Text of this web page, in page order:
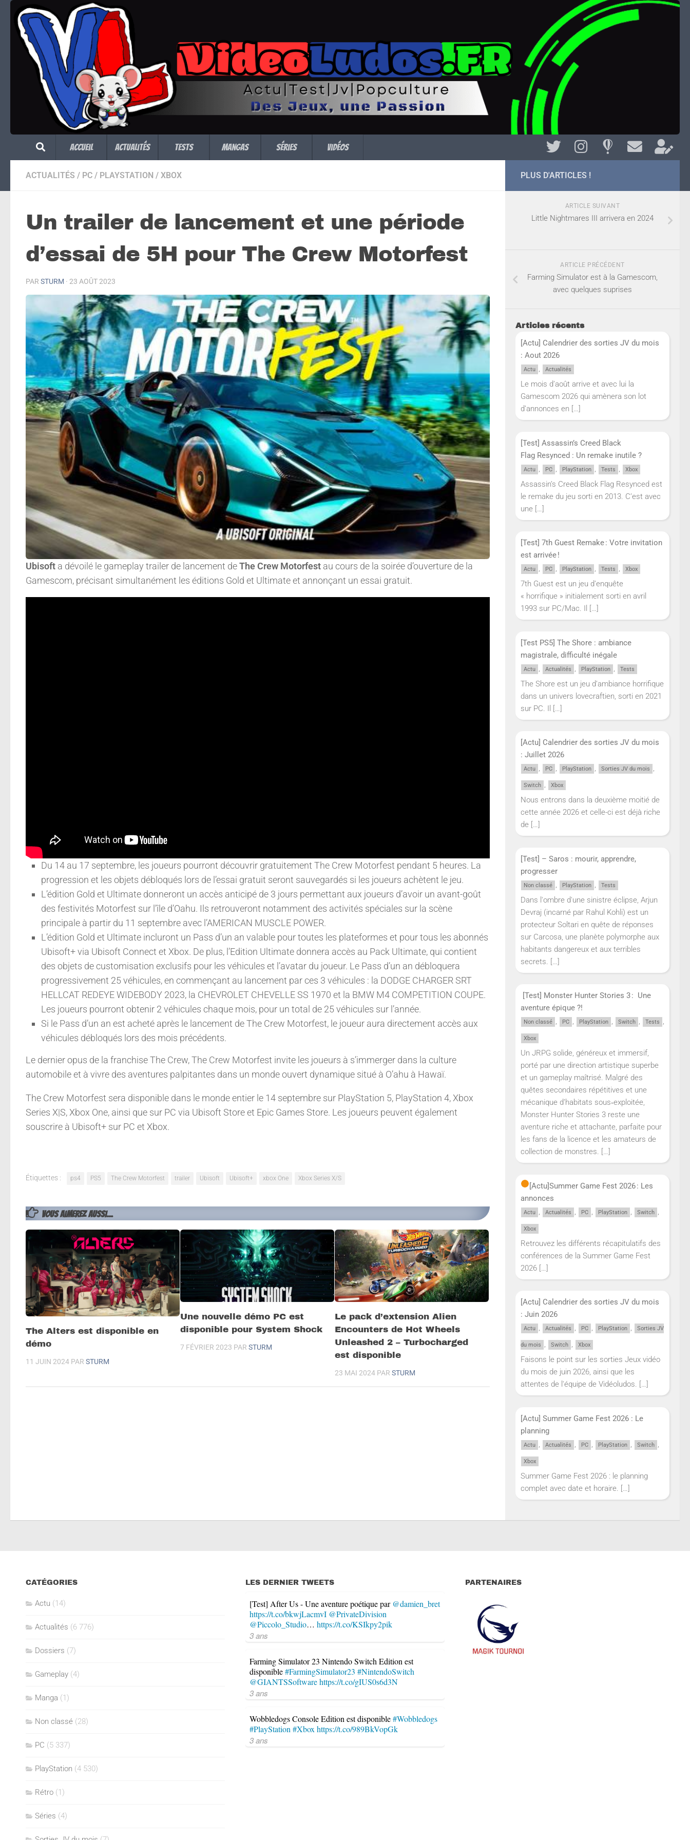
Skip to content
Accueil Actualités Tests Mangas Séries Vidéos
ACTUALITÉS / PC / PLAYSTATION / XBOX
Un trailer de lancement et une période
d’essai de 5H pour The Crew Motorfest
PAR STURM · 23 AOÛT 2023
Ubisoft a dévoilé le gameplay trailer de lancement deThe Crew Motorfest au cours de la soirée d’ouverture de la
Gamescom, précisant simultanément les éditions Gold et Ultimate et annonçant un essai gratuit.
Du 14 au 17 septembre, les joueurs pourront découvrir gratuitement The Crew Motorfest pendant 5 heures. La
progression et les objets débloqués lors de l’essai gratuit seront sauvegardés si les joueurs achètent le jeu.
L’édition Gold et Ultimate donneront un accès anticipé de 3 jours permettant aux joueurs d’avoir un avant-goût
des festivités Motorfest sur l’île d’Oahu. Ils retrouveront notamment des activités spéciales sur la scène
principale à partir du 11 septembre avec l’AMERICAN MUSCLE POWER.
L’édition Gold et Ultimate incluront un Pass d’un an valable pour toutes les plateformes et pour tous les abonnés
Ubisoft+ via Ubisoft Connect et Xbox. De plus, l’Edition Ultimate donnera accès au Pack Ultimate, qui contient
des objets de customisation exclusifs pour les véhicules et l’avatar du joueur. Le Pass d’un an débloquera
progressivement 25 véhicules, en commençant au lancement par ces 3 véhicules : la DODGE CHARGER SRT
HELLCAT REDEYE WIDEBODY 2023, la CHEVROLET CHEVELLE SS 1970 et la BMW M4 COMPETITION COUPE.
Les joueurs pourront obtenir 2 véhicules chaque mois, pour un total de 25 véhicules sur l’année.
Si le Pass d’un an est acheté après le lancement de The Crew Motorfest, le joueur aura directement accès aux
véhicules débloqués lors des mois précédents.
Le dernier opus de la franchise The Crew, The Crew Motorfest invite les joueurs à s’immerger dans la culture
automobile et à vivre des aventures palpitantes dans un monde ouvert dynamique situé à O’ahu à Hawaï.
The Crew Motorfest sera disponible dans le monde entier le 14 septembre sur PlayStation 5, PlayStation 4, Xbox
Series X|S, Xbox One, ainsi que sur PC via Ubisoft Store et Epic Games Store. Les joueurs peuvent également
souscrire à Ubisoft+ sur PC et Xbox.
Étiquettes : ps4 PS5 The Crew Motorfest trailer Ubisoft Ubisoft+ xbox One Xbox Series X/S
VOUS AIMEREZ AUSSI...
The Alters est disponible en
démo
11 JUIN 2024 PAR STURM
Une nouvelle démo PC est
disponible pour System Shock
7 FÉVRIER 2023 PARSTURM
Le pack d’extension Alien
Encounters de Hot Wheels
Unleashed 2 – Turbocharged
est disponible
23 MAI 2024 PARSTURM
PLUS D'ARTICLES !
ARTICLE SUIVANT
Little Nightmares III arrivera en 2024
ARTICLE PRÉCÉDENT
Farming Simulator est à la Gamescom,
avec quelques suprises
Articles récents
[Actu] Calendrier des sorties JV du mois
: Aout 2026
Actu , Actualités
Le mois d’août arrive et avec lui la
Gamescom 2026 qui amènera son lot
d’annonces en […]
[Test] Assassin’s Creed Black
Flag Resynced : Un remake inutile ?
Actu , PC , PlayStation , Tests , Xbox
Assassin’s Creed Black Flag Resynced est
le remake du jeu sorti en 2013. C’est avec
une […]
[Test] 7th Guest Remake : Votre invitation
est arrivée !
Actu , PC , PlayStation , Tests , Xbox
7th Guest est un jeu d’enquête
« horrifique » initialement sorti en avril
1993 sur PC/Mac. Il
[…]
[Test PS5] The Shore : ambiance
magistrale, difficulté inégale
Actu , Actualités , PlayStation , Tests
The Shore est un jeu d’ambiance horrifique
dans un univers lovecraftien, sorti en 2021
sur PC. Il […]
[Actu] Calendrier des sorties JV du mois
: Juillet 2026
Actu , PC , PlayStation , Sorties JV du mois ,
Switch , Xbox
Nous entrons dans la deuxième moitié de
cette année 2026 et celle-ci est déjà riche
de […]
[Test] – Saros : mourir, apprendre,
progresser
Non classé , PlayStation , Tests
Dans l'ombre d'une sinistre éclipse, Arjun
Devraj (incarné par Rahul Kohli) est un
protecteur Soltari en quête de réponses
sur Carcosa, une planète polymorphe aux
habitants dangereux et aux terribles
secrets. […]
[Test] Monster Hunter Stories 3 : Une
aventure épique ?!
Non classé , PC , PlayStation , Switch , Tests ,
Xbox
Un JRPG solide, généreux et immersif,
porté par une direction artistique superbe
et un gameplay maîtrisé. Malgré des
quêtes secondaires répétitives et une
mécanique d’habitats sous‑exploitée,
Monster Hunter Stories 3 reste une
aventure riche et attachante, parfaite pour
les fans de la licence et les amateurs de
collection de monstres. […]
[Actu]Summer Game Fest 2026 : Les
annonces
Actu , Actualités , PC , PlayStation , Switch ,
Xbox
Retrouvez les différents récapitulatifs des
conférences de la Summer Game Fest
2026 […]
[Actu] Calendrier des sorties JV du mois
: Juin 2026
Actu , Actualités , PC , PlayStation , Sorties JV
du mois , Switch , Xbox
Faisons le point sur les sorties Jeux vidéo
du mois de juin 2026, ainsi que les
attentes de l'équipe de Vidéoludos. […]
[Actu] Summer Game Fest 2026 : Le
planning
Actu , Actualités , PC , PlayStation , Switch ,
Xbox
Summer Game Fest 2026 : le planning
complet avec date et horaire. […]
CATÉGORIES
Actu (14)
Actualités (6 776)
Dossiers (7)
Gameplay (4)
Manga (1)
Non classé (28)
PC (5 337)
PlayStation (4 530)
Rétro (1)
Séries (4)
LES DERNIER TWEETS
[Test] After Us - Une aventure poétique par @damien_bret
https://t.co/bkwjLacmvI @PrivateDivision
@Piccolo_Studio… https://t.co/KSIkpy2pik
3 ans
Farming Simulator 23 Nintendo Switch Edition est
disponible#FarmingSimulator23 #NintendoSwitch
@GIANTSSoftwarehttps://t.co/gIUS0s6d3N
3 ans
Wobbledogs Console Edition est disponible#Wobbledogs
#PlayStation #Xbox https://t.co/989BkVopGk
3 ans
PARTENAIRES